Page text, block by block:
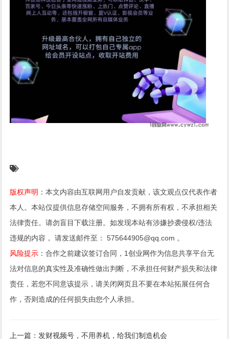
版权声明 ：本文内容由互联网用户自发贡献，该文观点仅代表作者
本人。本站仅提供信息存储空间服务，不拥有所有权，不承担相关
法律责任。请勿盲目下载注册。如发现本站有涉嫌抄袭侵权/违法
违规的内容， 请发送邮件至： 575644905@qq.com 。
风险提示 ：合作之前建议签订合同，1创业网作为信息共享平台无
法对信息的真实性及准确性做出判断，不承担任何财产损失和法律
责任，若您不同意该提示，请关闭网页且不要在本站拓展任何合
作，否则造成的任何损失由您个人承担。
上一篇：发财视频号，不用养机，给我们制造机会